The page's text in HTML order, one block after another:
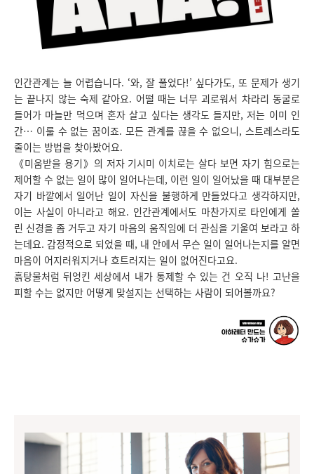
인간관계는 늘 어렵습니다. ‘와, 잘 풀었다!’ 싶다가도, 또 문제가 생기
는 끝나지 않는 숙제 같아요. 어떨 때는 너무 괴로워서 차라리 동굴로
들어가 마늘만 먹으며 혼자 살고 싶다는 생각도 들지만, 저는 이미 인
간… 이룰 수 없는 꿈이죠. 모든 관계를 끊을 수 없으니, 스트레스라도
줄이는 방법을 찾아봤어요.
《미움받을 용기》의 저자 기시미 이치로는 살다 보면 자기 힘으로는
제어할 수 없는 일이 많이 일어나는데, 이런 일이 일어났을 때 대부분은
자기 바깥에서 일어난 일이 자신을 불행하게 만들었다고 생각하지만,
이는 사실이 아니라고 해요. 인간관계에서도 마찬가지로 타인에게 쏠
린 신경을 좀 거두고 자기 마음의 움직임에 더 관심을 기울여 보라고 하
는데요. 감정적으로 되었을 때, 내 안에서 무슨 일이 일어나는지를 알면
마음이 어지러워지거나 흐트러지는 일이 없어진다고요.
흙탕물처럼 뒤엉킨 세상에서 내가 통제할 수 있는 건 오직 나! 고난을
피할 수는 없지만 어떻게 맞설지는 선택하는 사람이 되어볼까요?